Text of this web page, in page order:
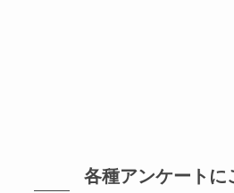
各種アンケートに